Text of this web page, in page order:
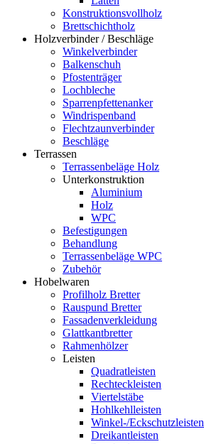
Konstruktionsvollholz
Brettschichtholz
Holzverbinder / Beschläge
Winkelverbinder
Balkenschuh
Pfostenträger
Lochbleche
Sparrenpfettenanker
Windrispenband
Flechtzaunverbinder
Beschläge
Terrassen
Terrassenbeläge Holz
Unterkonstruktion
Aluminium
Holz
WPC
Befestigungen
Behandlung
Terrassenbeläge WPC
Zubehör
Hobelwaren
Profilholz Bretter
Rauspund Bretter
Fassadenverkleidung
Glattkantbretter
Rahmenhölzer
Leisten
Quadratleisten
Rechteckleisten
Viertelstäbe
Hohlkehlleisten
Winkel-/Eckschutzleisten
Dreikantleisten